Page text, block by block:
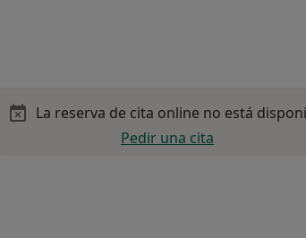
La reserva de cita online no está
Pedir una cita